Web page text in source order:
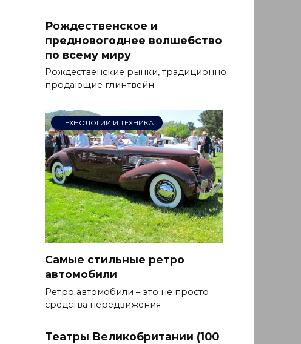
Рождественское и
предновогоднее волшебство
по всему миру
Рождественские рынки, традиционно
продающие глинтвейн
ТЕХНОЛОГИИ И ТЕХНИКА
Самые стильные ретро
автомобили
Ретро автомобили – это не просто
средства передвижения
Театры Великобритании (100